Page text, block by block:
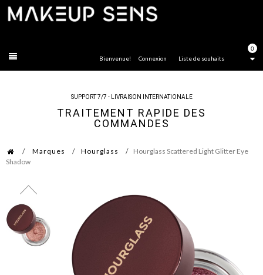
0
Liste de souhaits
Bienvenue! Connexion
SUPPORT 7/7 - LIVRAISON INTERNATIONALE
TRAITEMENT RAPIDE DES
COMMANDES
Marques Hourglass
Hourglass Scattered Light Glitter Eye
Shadow